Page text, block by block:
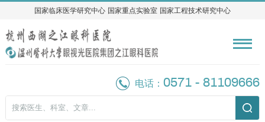
国家临床医学研究中心 国家重点实验室 国家工程技术研究中心
国家临床医学研究中心 国家重点实验室 国家工程技术研究中心
电话：0571 - 81109666